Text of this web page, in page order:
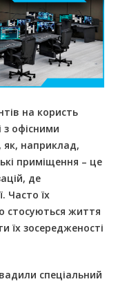
на користь
з офісними
як, наприклад,
приміщення – це
де
Часто їх
стосуються життя
їх зосередженості
спеціальний